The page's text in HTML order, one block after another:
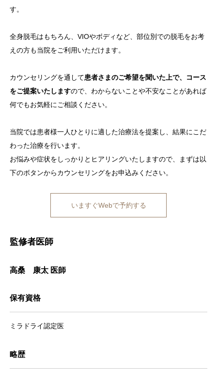
す。
全身脱毛はもちろん、VIOやボディなど、部位別での脱毛をお考
えの方も当院をご利用いただけます。
カウンセリングを通して患者さまのご希望を聞いた上で、コース
をご提案いたしますので、わからないことや不安なことがあれば
何でもお気軽にご相談ください。
当院では患者様一人ひとりに適した治療法を提案し、結果にこだ
わった治療を行います。
お悩みや症状をしっかりとヒアリングいたしますので、まずは以
下のボタンからカウンセリングをお申込みください。
いますぐWebで予約する
監修者医師
高桑 康太 医師
保有資格
ミラドライ認定医
略歴